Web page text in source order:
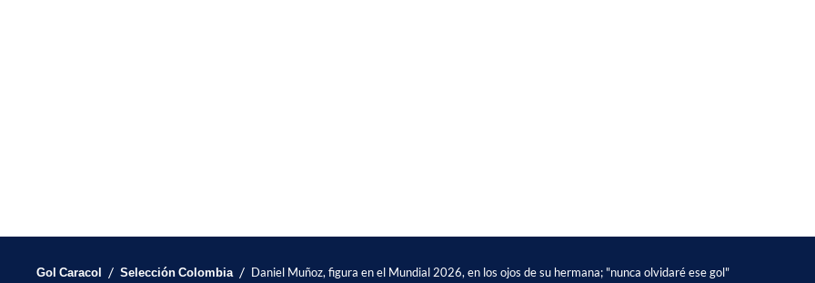
Gol Caracol / Selección Colombia / Daniel Muñoz, figura en el Mundial 2026, en los ojos de su hermana; "nunca olvidaré ese gol"